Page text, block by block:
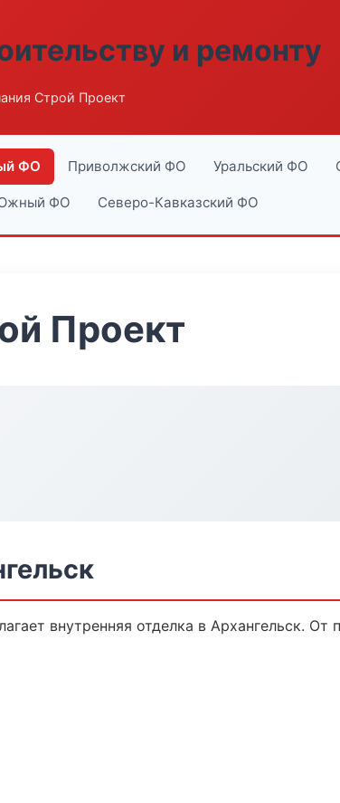
и ремонту
Строй Проект
ФО Приволжский ФО Уральский ФО
ФО Северо-Кавказский ФО
Проект
внутренняя отделка в Архангельск. От